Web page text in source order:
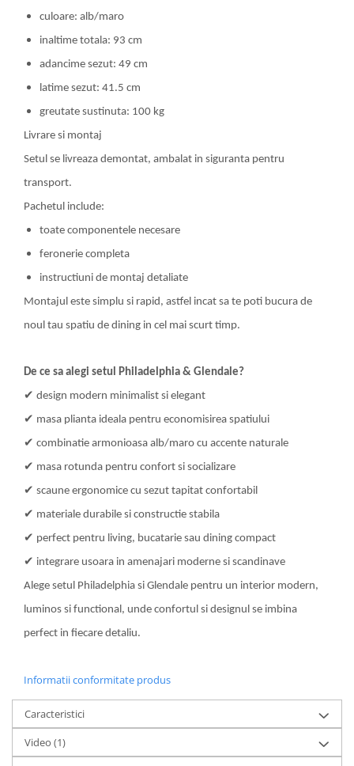
culoare: alb/maro
inaltime totala: 93 cm
adancime sezut: 49 cm
latime sezut: 41.5 cm
greutate sustinuta: 100 kg
Livrare si montaj
Setul se livreaza demontat, ambalat in siguranta pentru
transport.
Pachetul include:
toate componentele necesare
feronerie completa
instructiuni de montaj detaliate
Montajul este simplu si rapid, astfel incat sa te poti bucura de
noul tau spatiu de dining in cel mai scurt timp.
De ce sa alegi setul Philadelphia & Glendale?
✔ design modern minimalist si elegant
✔ masa plianta ideala pentru economisirea spatiului
✔ combinatie armonioasa alb/maro cu accente naturale
✔ masa rotunda pentru confort si socializare
✔ scaune ergonomice cu sezut tapitat confortabil
✔ materiale durabile si constructie stabila
✔ perfect pentru living, bucatarie sau dining compact
✔ integrare usoara in amenajari moderne si scandinave
Alege setul Philadelphia si Glendale pentru un interior modern,
luminos si functional, unde confortul si designul se imbina
perfect in fiecare detaliu.
Informatii conformitate produs
Caracteristici
Video (1)